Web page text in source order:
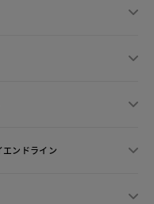
エンドライン